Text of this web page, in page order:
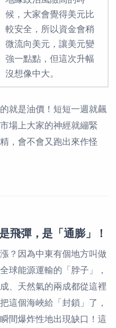
候，大家會覺得美元比
較安全，所以資金會稍
微流向美元，讓美元變
強一點點，但這次升幅
沒想像中大。
就是油價！短短一週就飆
場上大家的神經就繃緊
，會不會又跑出來作怪
飛彈，是「通膨」！
？因為中東有個地方叫做
球能源運輸的「脖子」，
、天然氣的兩成都從這裡
這個海峽給「封鎖」了，
間爆炸性地出現缺口！這